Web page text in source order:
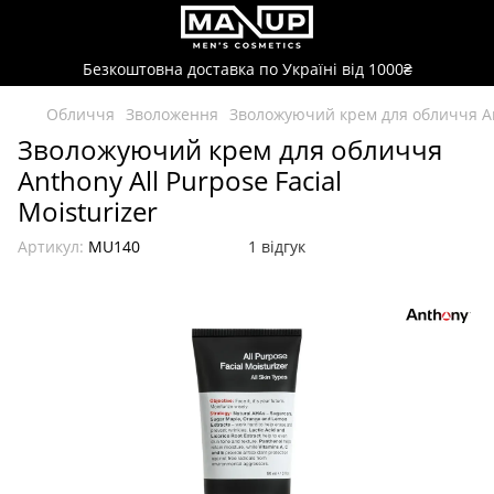
Безкоштовна доставка по Україні від 1000₴
Обличчя Зволоження Зволожуючий крем для обличчя
Зволожуючий крем для обличчя
Anthony All Purpose Facial
Moisturizer
Артикул: MU140 1 відгук